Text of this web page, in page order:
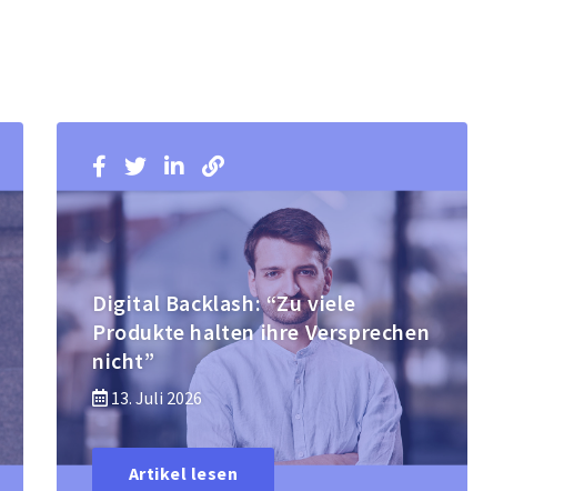
Digital Backlash: “Zu viele
Produkte halten ihre Versprechen
nicht”
13. Juli 2026
Artikel lesen